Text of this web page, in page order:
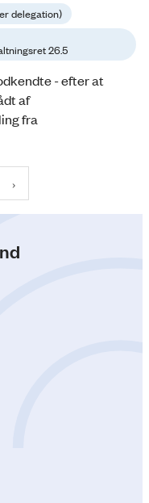
delegation)
26.5
- efter at
af
fra